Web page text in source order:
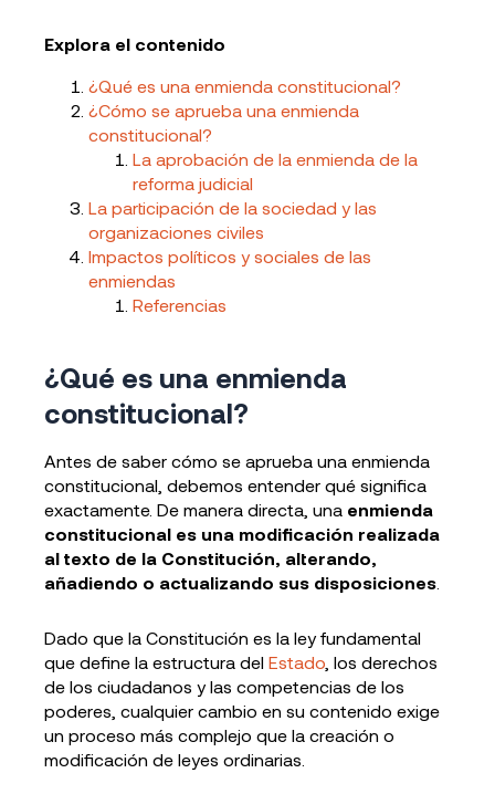
Explora el contenido
¿Qué es una enmienda constitucional?
¿Cómo se aprueba una enmienda
constitucional?
La aprobación de la enmienda de la
reforma judicial
La participación de la sociedad y las
organizaciones civiles
Impactos políticos y sociales de las
enmiendas
Referencias
¿Qué es una enmienda
constitucional?
Antes de saber cómo se aprueba una enmienda
constitucional, debemos entender qué significa
exactamente. De manera directa, una enmienda
constitucional es una modificación realizada
al texto de la Constitución, alterando,
añadiendo o actualizando sus disposiciones
Dado que la Constitución es la ley fundamental
que define la estructura del Estado , los derechos
de los ciudadanos y las competencias de los
poderes, cualquier cambio en su contenido exige
un proceso más complejo que la creación o
modificación de leyes ordinarias.